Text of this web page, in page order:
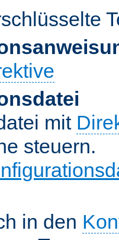
mit
steuern.
in den